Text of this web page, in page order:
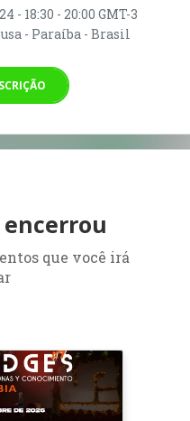
- 18:30 - 20:00 GMT-3
- Paraíba - Brasil
que você irá